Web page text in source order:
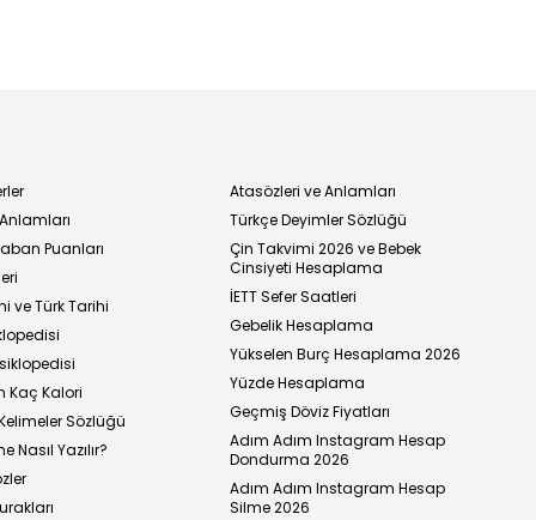
Puanları
ve Türk Tarihi
Kaç Kalori
Sözlüğü
Nasıl Yazılır?
Atasözleri ve Anlamları
Türkçe Deyimler Sözlüğü
Çin Takvimi 2026 ve Bebek
Cinsiyeti Hesaplama
İETT Sefer Saatleri
Gebelik Hesaplama
Yükselen Burç Hesaplama 2026
Yüzde Hesaplama
Geçmiş Döviz Fiyatları
Adım Adım Instagram Hesap
Dondurma 2026
Adım Adım Instagram Hesap
Silme 2026